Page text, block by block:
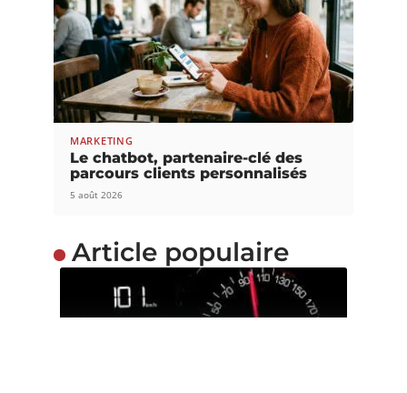
MARKETING
Le chatbot, partenaire-clé des
parcours clients personnalisés
5 août 2026
Article populaire
MARKETING